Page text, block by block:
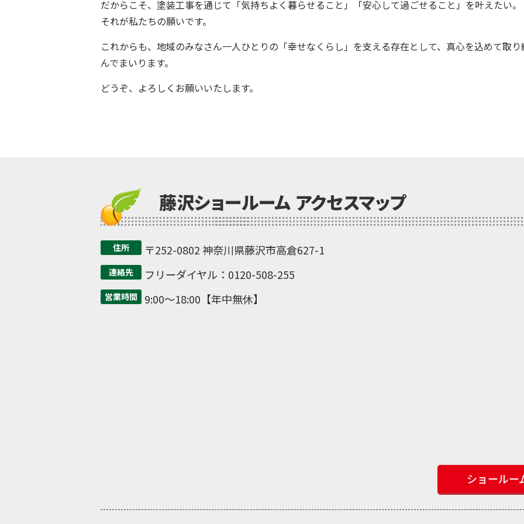
だからこそ、塗装工事を通じて「気持ちよく暮らせること」「安心して過ごせること」を叶えたい。
それが私たちの願いです。
これからも、地域のみなさん一人ひとりの「幸せなくらし」を支える存在として、真心を込めて取り
んでまいります。
どうぞ、よろしくお願いいたします。
藤沢ショールーム アクセスマップ
住所 〒252-0802 神奈川県藤沢市高倉627-1
連絡先 フリーダイヤル：0120-508-255
営業時間 9:00～18:00【年中無休】
ショールー